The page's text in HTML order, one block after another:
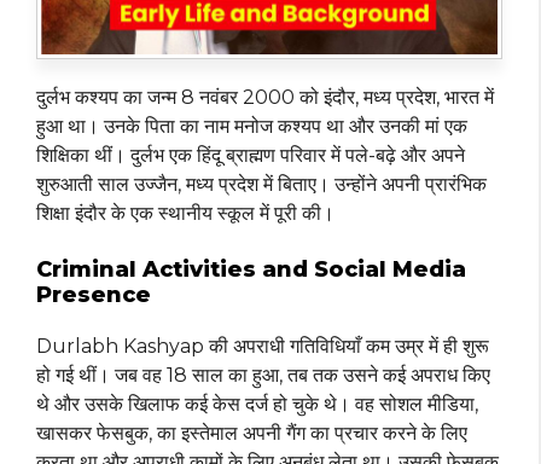
दुर्लभ कश्यप का जन्म 8 नवंबर 2000 को इंदौर, मध्य प्रदेश, भारत में
हुआ था। उनके पिता का नाम मनोज कश्यप था और उनकी मां एक
शिक्षिका थीं। दुर्लभ एक हिंदू ब्राह्मण परिवार में पले-बढ़े और अपने
शुरुआती साल उज्जैन, मध्य प्रदेश में बिताए। उन्होंने अपनी प्रारंभिक
शिक्षा इंदौर के एक स्थानीय स्कूल में पूरी की।
Criminal Activities and Social Media
Presence
Durlabh Kashyap की अपराधी गतिविधियाँ कम उम्र में ही शुरू
हो गई थीं। जब वह 18 साल का हुआ, तब तक उसने कई अपराध किए
थे और उसके खिलाफ कई केस दर्ज हो चुके थे। वह सोशल मीडिया,
खासकर फेसबुक, का इस्तेमाल अपनी गैंग का प्रचार करने के लिए